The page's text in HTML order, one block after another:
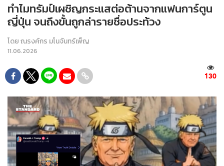
ทำไมทรัมป์เผชิญกระแสต่อต้านจากแฟนการ์ตูน
ญี่ปุ่น จนถึงขั้นถูกล่ารายชื่อประท้วง
โดยณรงค์กร มโนจันทร์เพ็ญ
11.06.2026
130